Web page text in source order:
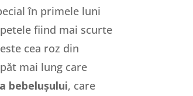
în primele luni
fiind mai scurte
cea roz din
mai lung care
bebelușului, care